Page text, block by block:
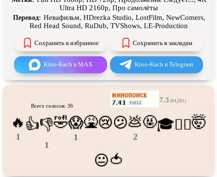
Про супергероев
Про танки Про танцы
Про тюрьму Про футбол
Про хакеров Про хоккей ифигурное
катание
Про шпионов
Про Юристов иАдвокатов
Режиссёрская версия
Сверхспособности
Ситком Слэшер
Чёрная комедия
Ultra HD 2160p, Про самолёты
Перевод: Невафильм, HDrezka Studio, LostFilm, NewComers,
Red Head Sound, RuDub, TVShows, LE-Production
Сохранить в избранное Сохранить в закладки
Kino-Kach в MAX Kino-Kach в Telegram
Всего голосов: 36
7.3 (94,281)
🔥
1
👍👎
1
🤣😱
1
🤮😢😕💩
2
🤬🎓😵‍💫🤯
😐🍅